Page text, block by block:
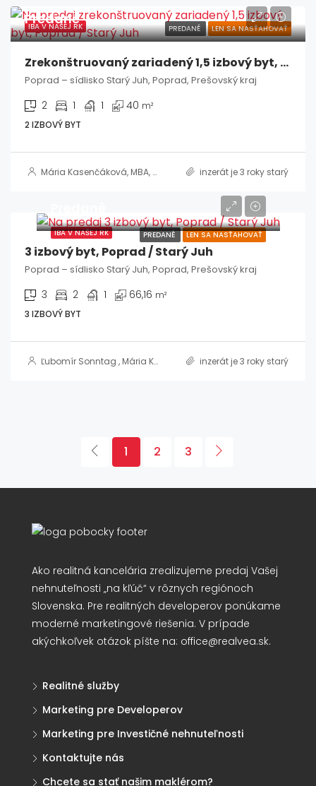
IBA V NAŠEJ RK PREDANÉ LEN SA NASŤAHOVAŤ
Predané
Zrekonštruovaný zariadený 1,5 izbový byt, Poprad / Starý Juh
Poprad – sídlisko Starý Juh, Poprad, Prešovský kraj
2 1 1 40 m²
2 IZBOVÝ BYT
Mária Kasenčáková, MBA, RSc. inzerát je 3 roky starý
IBA V NAŠEJ RK PREDANÉ LEN SA NASŤAHOVAŤ
3 izbový byt, Poprad / Starý Juh
Poprad – sídlisko Starý Juh, Poprad, Prešovský kraj
3 2 1 66,16 m²
3 IZBOVÝ BYT
Ľubomír Sonntag , Mária Kasenčáková, MBA, RSc. inzerát je 3 roky starý
1 2 3
Ako realitná kancelária zrealizujeme predaj Vašej
nehnuteľnosti „na kľúč“ v rôznych regiónoch
Slovenska. Pre realitných developerov ponúkame
moderné marketingové riešenia. V prípade
akýchkoľvek otázok píšte na: office@realvea.sk.
Realitné služby
Marketing pre Developerov
Marketing pre Investičné nehnuteľnosti
Kontaktujte nás
Chcete sa stať našim maklérom?